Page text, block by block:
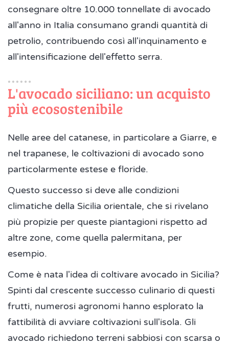
consegnare oltre 10.000 tonnellate di avocado
all'anno in Italia consumano grandi quantità di
petrolio, contribuendo così all'inquinamento e
all'intensificazione dell'effetto serra.
L'avocado siciliano: un acquisto
più ecosostenibile
Nelle aree del catanese, in particolare a Giarre, e
nel trapanese, le coltivazioni di avocado sono
particolarmente estese e floride.
Questo successo si deve alle condizioni
climatiche della Sicilia orientale, che si rivelano
più propizie per queste piantagioni rispetto ad
altre zone, come quella palermitana, per
esempio.
Come è nata l'idea di coltivare avocado in Sicilia?
Spinti dal crescente successo culinario di questi
frutti, numerosi agronomi hanno esplorato la
fattibilità di avviare coltivazioni sull'isola. Gli
avocado richiedono terreni sabbiosi con scarsa o